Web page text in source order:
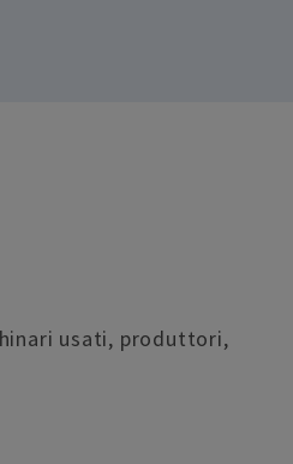
usati, produttori,